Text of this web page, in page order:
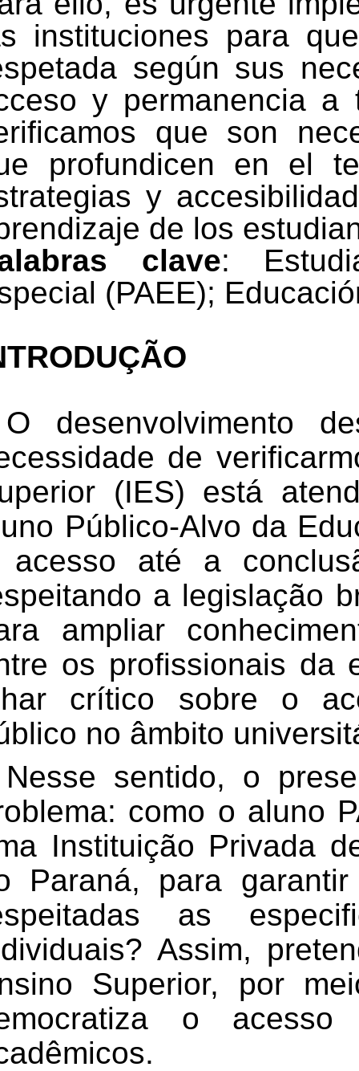
instituciones para
según sus
y permanencia a
que son
profundicen en el
y
de los
clave:
(PAEE);
O desenvolvimento
de
(IES) está
Público-Alvo da
acesso até a
a legislação
ampliar
os profissionais da
crítico sobre o
no âmbito
Nesse sentido, o
como o aluno
Instituição Privada
Paraná, para
as
Assim,
Superior, por
o